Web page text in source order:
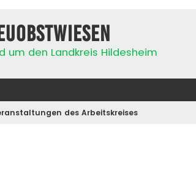
den Landkreis Hildesheim
des Arbeitskreises